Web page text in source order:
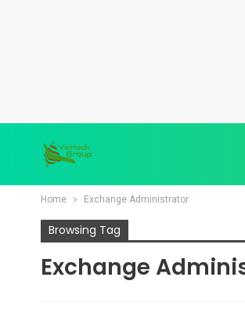
Home Exchange Administrator
Browsing Tag
Exchange